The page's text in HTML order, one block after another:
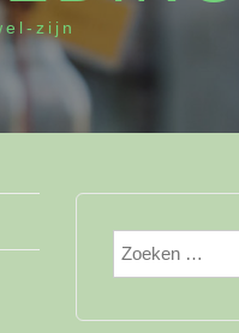
zijn
Zoeken
naar: